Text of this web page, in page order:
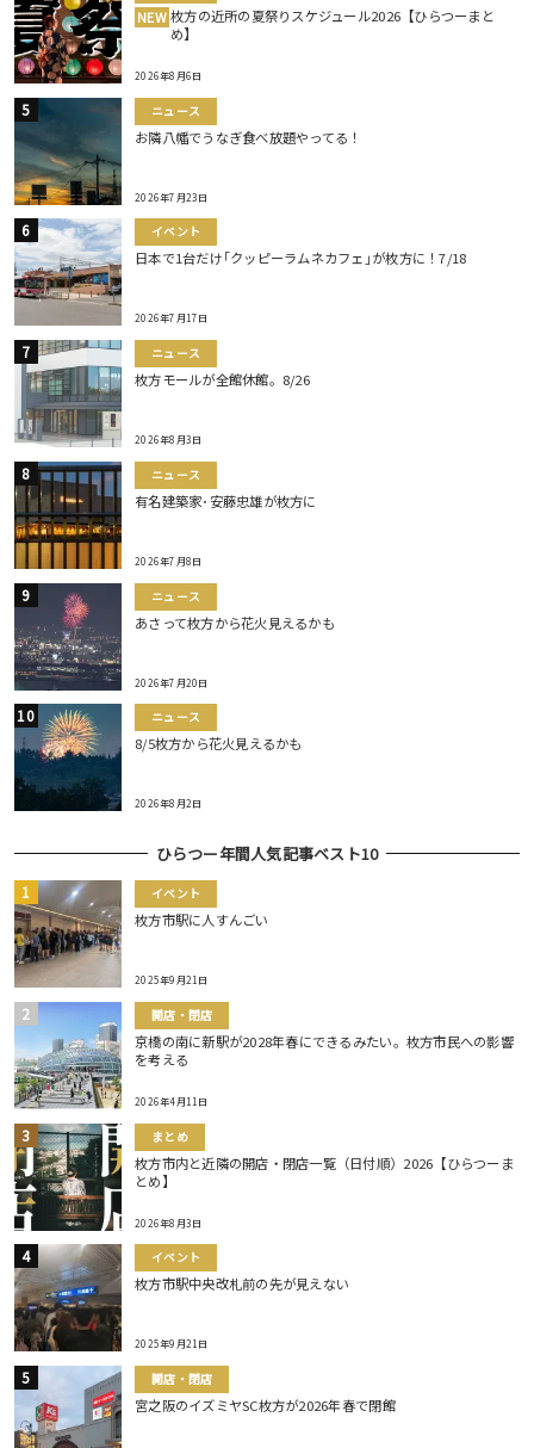
NEW 枚方の近所の夏祭りスケジュール2026【ひらつーまと
め】
2026年8月6日
ニュース
お隣八幡でうなぎ食べ放題やってる！
2026年7月23日
イベント
日本で1台だけ｢クッピーラムネカフェ｣が枚方に！7/18
2026年7月17日
ニュース
枚方モールが全館休館。8/26
2026年8月3日
ニュース
有名建築家･安藤忠雄が枚方に
2026年7月8日
ニュース
あさって枚方から花火見えるかも
2026年7月20日
ニュース
8/5枚方から花火見えるかも
2026年8月2日
ひらつー年間人気記事ベスト10
イベント
枚方市駅に人すんごい
2025年9月21日
開店・閉店
京橋の南に新駅が2028年春にできるみたい。枚方市民への影響
を考える
2026年4月11日
まとめ
枚方市内と近隣の開店・閉店一覧（日付順）2026【ひらつーま
とめ】
2026年8月3日
イベント
枚方市駅中央改札前の先が見えない
2025年9月21日
開店・閉店
宮之阪のイズミヤSC枚方が2026年春で閉館